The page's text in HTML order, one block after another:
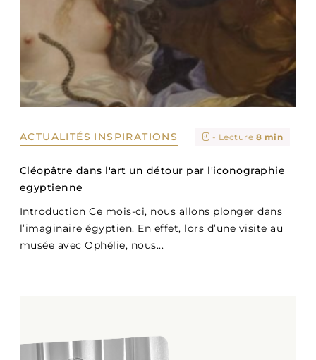
ACTUALITÉS INSPIRATIONS - Lecture 8 min
Cléopâtre dans l'art un détour par l'iconographie
egyptienne
Introduction Ce mois-ci, nous allons plonger dans
l’imaginaire égyptien. En effet, lors d’une visite au
musée avec Ophélie, nous...